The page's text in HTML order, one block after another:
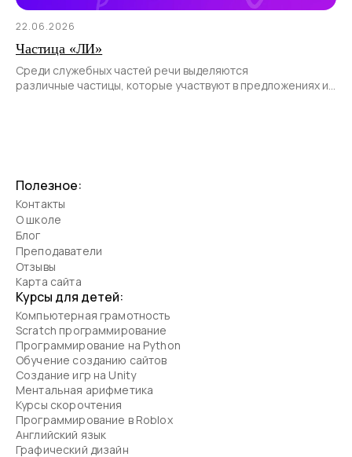
22.06.2026
Частица «ЛИ»
Среди служебных частей речи выделяются
различные частицы, которые участвуют в предложениях и
Полезное:
Контакты
О школе
Блог
Преподаватели
Отзывы
Карта сайта
Курсы для детей:
Компьютерная грамотность
Scratch программирование
Программирование на Python
Обучение созданию сайтов
Создание игр на Unity
Ментальная арифметика
Курсы скорочтения
Программирование в Roblox
Английский язык
Графический дизайн